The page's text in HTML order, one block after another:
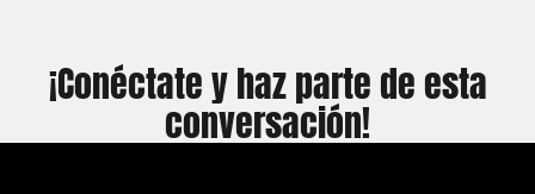
¡Conéctate y haz parte de esta
conversación!